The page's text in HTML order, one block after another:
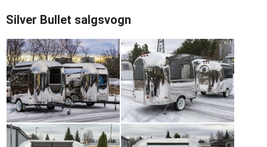
Silver Bullet salgsvogn